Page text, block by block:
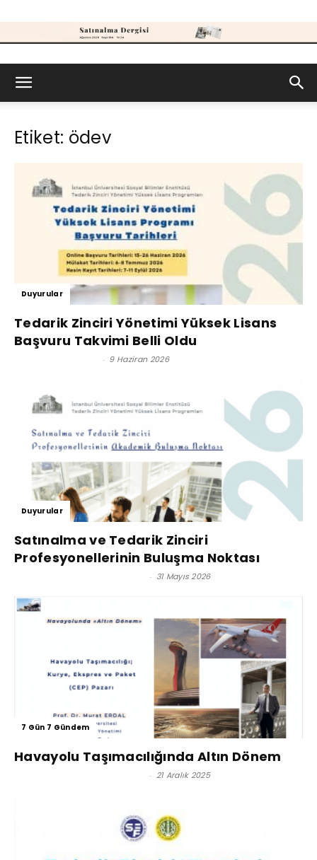
Etiket: ödev
Duyurular
Tedarik Zinciri Yönetimi Yüksek Lisans
Başvuru Takvimi Belli Oldu
- 9 Haziran 2026
Duyurular
Satınalma ve Tedarik Zinciri
Profesyonellerinin Buluşma Noktası
- 31 Mayıs 2026
7 Gün 7 Gündem
Havayolu Taşımacılığında Altın Dönem
- 21 Aralık 2025